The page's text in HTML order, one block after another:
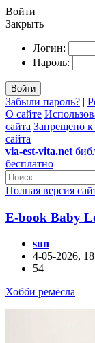
Войти
Закрыть
Логин:
Пароль:
Войти
Забыли пароль? |
О сайте
сайта Запрещено
сайта
via-est-vita.net
бесплатно
Полная версия
E-book Baby
sun
4-05-2026,
54
Хобби ремёсла